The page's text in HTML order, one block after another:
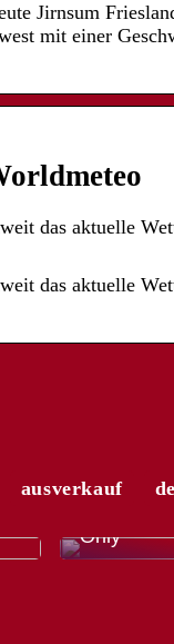
Jirnsum
mit einer
das aktuelle
das aktuelle
ausverkauf
Die
Only